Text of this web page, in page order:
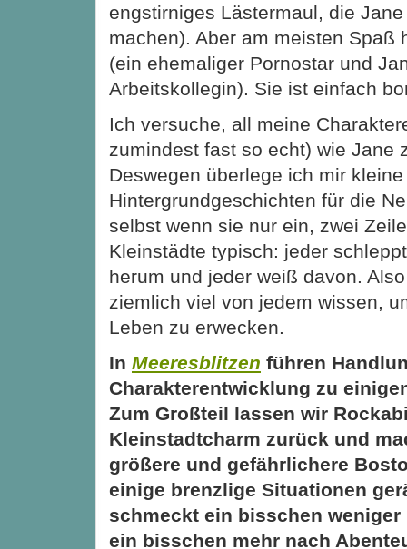
engstirniges Lästermaul, die
machen). Aber am meisten Spaß
(ein ehemaliger Pornostar und
Arbeitskollegin). Sie ist einfach
Ich versuche, all meine
zumindest fast so echt) wie Jane
Deswegen überlege ich mir kleine
Hintergrundgeschichten für die
selbst wenn sie nur ein, zwei
Kleinstädte typisch: jeder
herum und jeder weiß davon.
ziemlich viel von jedem wissen,
Leben zu erwecken.
In Meeresblitzen führen
Charakterentwicklung zu
Zum Großteil lassen wir
Kleinstadtcharm zurück und
größere und gefährlichere
einige brenzlige Situationen
schmeckt ein bisschen
ein bisschen mehr nach